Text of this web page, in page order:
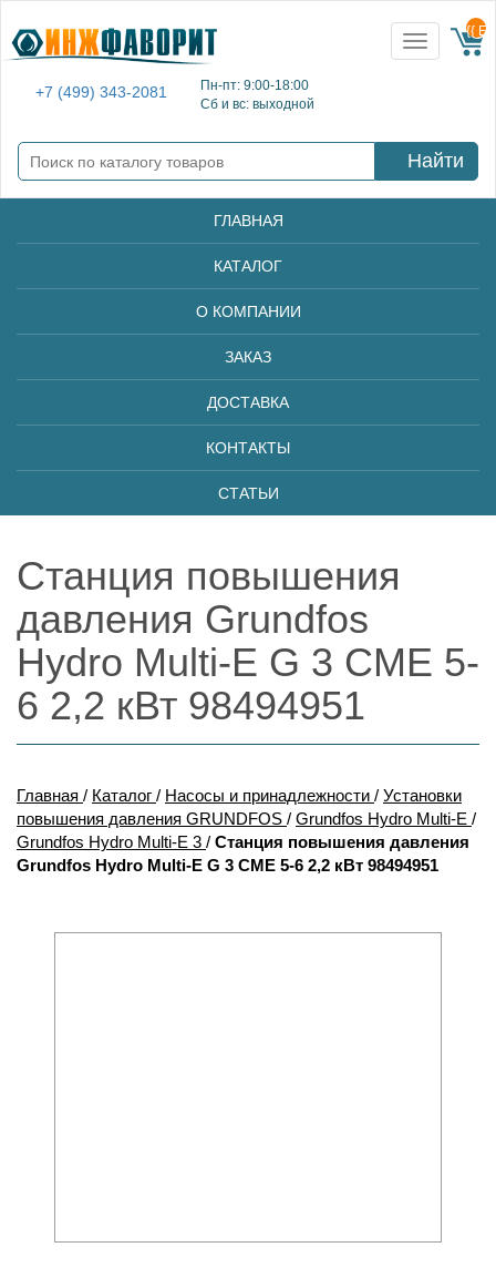
+7 (499) 343-2081
Пн-пт: 9:00-18:00
Сб и вс: выходной
Toggle
navigation
{{
Найти
ГЛАВНАЯ
КАТАЛОГ
О КОМПАНИИ
ЗАКАЗ
ДОСТАВКА
КОНТАКТЫ
СТАТЬИ
Станция повышения
давления Grundfos
Hydro Multi-E G 3 CME 5-
6 2,2 кВт 98494951
Главная / Каталог / Насосы и принадлежности / Установки
повышения давления GRUNDFOS / Grundfos Hydro Multi-E /
Grundfos Hydro Multi-E 3 / Станция повышения давления
Grundfos Hydro Multi-E G 3 CME 5-6 2,2 кВт 98494951